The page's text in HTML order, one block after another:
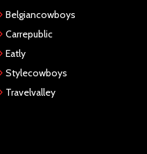
Belgiancowboys
Carrepublic
Eatly
Stylecowboys
Travelvalley